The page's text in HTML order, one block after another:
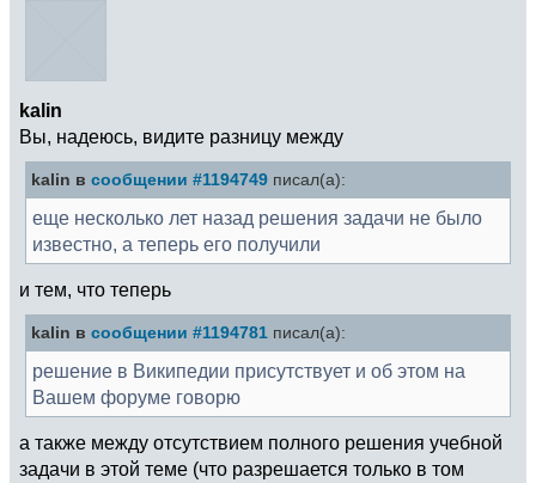
kalin
Вы, надеюсь, видите разницу между
kalin в сообщении #1194749 писал(а):
еще несколько лет назад решения задачи не было
известно, а теперь его получили
и тем, что теперь
kalin в сообщении #1194781 писал(а):
решение в Википедии присутствует и об этом на
Вашем форуме говорю
а также между отсутствием полного решения учебной
задачи в этой теме (что разрешается только в том